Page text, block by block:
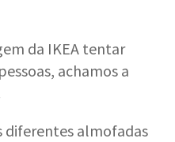
da IKEA tentar
achamos a
diferentes almofadas